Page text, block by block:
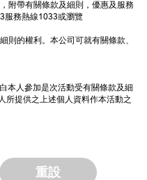
附帶有關條款及細則，優惠及服務
服務熱線1033或瀏覽
則的權利。本公司可就有關條款、
本人參加是次活動受有關條款及細
所提供之上述個人資料作本活動之
重設